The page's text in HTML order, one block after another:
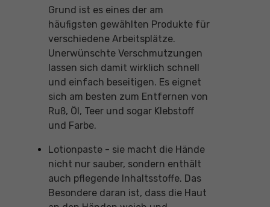
Grund ist es eines der am
häufigsten gewählten Produkte für
verschiedene Arbeitsplätze.
Unerwünschte Verschmutzungen
lassen sich damit wirklich schnell
und einfach beseitigen. Es eignet
sich am besten zum Entfernen von
Ruß, Öl, Teer und sogar Klebstoff
und Farbe.
Lotionpaste - sie macht die Hände
nicht nur sauber, sondern enthält
auch pflegende Inhaltsstoffe. Das
Besondere daran ist, dass die Haut